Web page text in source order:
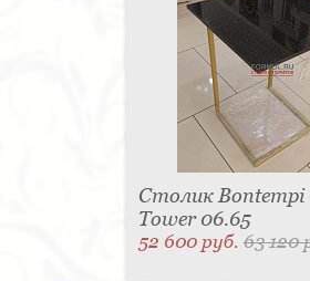
Столик Bontempi
Tower 06.65
52 600 руб.63 120